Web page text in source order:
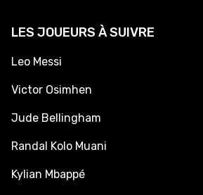
LES JOUEURS À SUIVRE
Leo Messi
Victor Osimhen
Jude Bellingham
Randal Kolo Muani
Kylian Mbappé